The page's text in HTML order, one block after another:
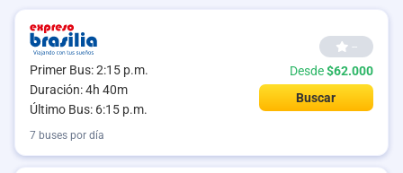
Primer Bus: 2:15 p.m.
Duración: 4h 40m
Último Bus: 6:15 p.m.
--
Desde$62.000
Buscar
7 buses por día